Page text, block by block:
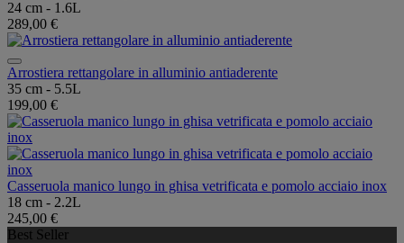
24 cm - 1.6L
289,00 €
Arrostiera rettangolare in alluminio antiaderente
35 cm - 5.5L
199,00 €
Casseruola manico lungo in ghisa vetrificata e pomolo acciaio inox
18 cm - 2.2L
245,00 €
Best Seller